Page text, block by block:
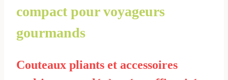
compact pour voyageurs
gourmands
Couteaux pliants et accessoires